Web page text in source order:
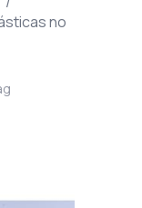
no